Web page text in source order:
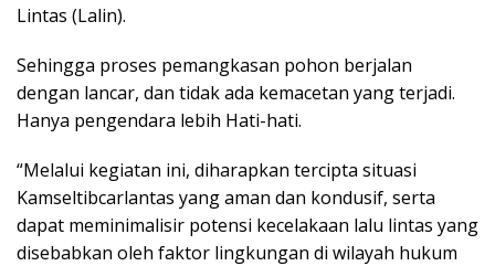
Lintas (Lalin).
Sehingga proses pemangkasan pohon berjalan
dengan lancar, dan tidak ada kemacetan yang terjadi.
Hanya pengendara lebih Hati-hati.
“Melalui kegiatan ini, diharapkan tercipta situasi
Kamseltibcarlantas yang aman dan kondusif, serta
dapat meminimalisir potensi kecelakaan lalu lintas yang
disebabkan oleh faktor lingkungan di wilayah hukum